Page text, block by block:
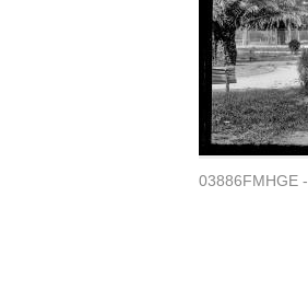
03886FMHGE -